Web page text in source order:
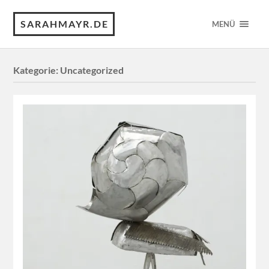
SARAHMAYR.DE MENÜ
Kategorie: Uncategorized